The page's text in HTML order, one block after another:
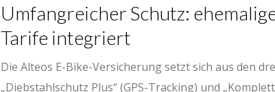
Umfangreicher Schutz:
Tarife integriert
Die Alteos E-Bike-Versicherung setzt sich aus den
„Diebstahlschutz Plus“ (GPS-Tracking) und